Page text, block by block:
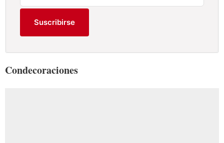
Suscribirse
Condecoraciones